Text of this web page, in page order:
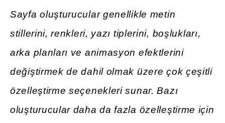
Sayfa oluşturucular genellikle metin
stillerini, renkleri, yazı tiplerini, boşlukları,
arka planları ve animasyon efektlerini
değiştirmek de dahil olmak üzere çok çeşitli
özelleştirme seçenekleri sunar. Bazı
oluşturucular daha da fazla özelleştirme için